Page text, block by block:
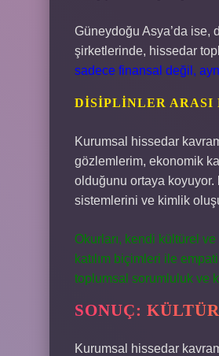
Güneydoğu Asya’da ise,
şirketlerinde, hissedar
sadece finansal değil,
DISIPLINLER ARASI
Kurumsal hissedar
gözlemlerim, ekonomik
olduğunu ortaya koyuyor.
sistemlerini ve kimlik
Okurları, kendi kültürel
katılım biçimleri ile
toplumsal sorumluluk ve
SONUÇ:
Kurumsal hissedar